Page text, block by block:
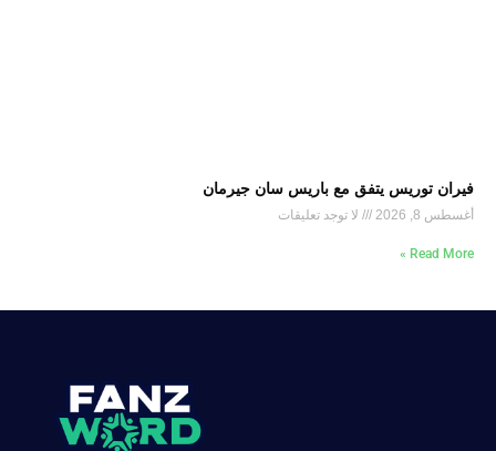
فيران توريس يتفق مع باريس سان جيرمان
أغسطس 8, 2026 لا توجد تعليقات
Read More »